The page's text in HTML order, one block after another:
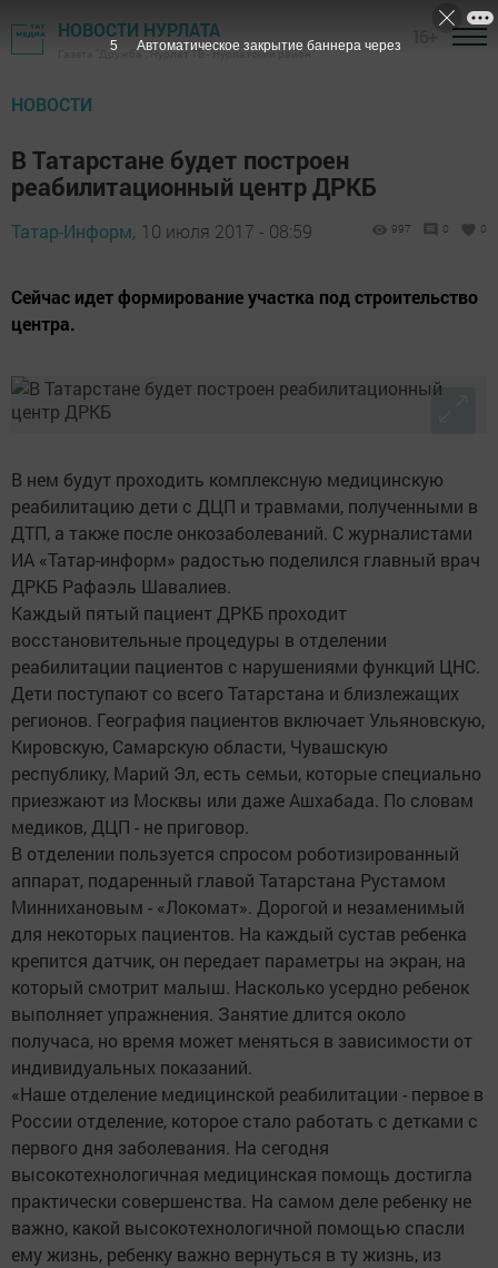
НОВОСТИ НУРЛАТА
Газета "Дружба", Нурлат ТВ - Нурлатский район
НОВОСТИ
В Татарстане будет построен
реабилитационный центр ДРКБ
Татар-Информ, 10 июля 2017 - 08:59 997 0 0
Сейчас идет формирование участка под строительство
центра.
В нем будут проходить комплексную медицинскую
реабилитацию дети с ДЦП и травмами, полученными в
ДТП, а также после онкозаболеваний. С журналистами
ИА «Татар-информ» радостью поделился главный врач
ДРКБ Рафаэль Шавалиев.
Каждый пятый пациент ДРКБ проходит
восстановительные процедуры в отделении
реабилитации пациентов с нарушениями функций ЦНС.
Дети поступают со всего Татарстана и близлежащих
регионов. География пациентов включает Ульяновскую,
Кировскую, Самарскую области, Чувашскую
республику, Марий Эл, есть семьи, которые специально
приезжают из Москвы или даже Ашхабада. По словам
медиков, ДЦП - не приговор.
В отделении пользуется спросом роботизированный
аппарат, подаренный главой Татарстана Рустамом
Миннихановым - «Локомат». Дорогой и незаменимый
для некоторых пациентов. На каждый сустав ребенка
крепится датчик, он передает параметры на экран, на
который смотрит малыш. Насколько усердно ребенок
выполняет упражнения. Занятие длится около
получаса, но время может меняться в зависимости от
индивидуальных показаний.
«Наше отделение медицинской реабилитации - первое в
России отделение, которое стало работать с детками с
первого дня заболевания. На сегодня
высокотехнологичная медицинская помощь достигла
практически совершенства. На самом деле ребенку не
важно, какой высокотехнологичной помощью спасли
ему жизнь, ребенку важно вернуться в ту жизнь, из
5 Автоматическое закрытие баннера через